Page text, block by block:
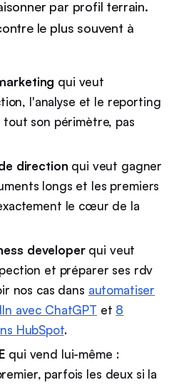
par profil terrain.
le plus souvent à
qui veut
l'analyse et le reporting
tout son périmètre, pas
direction qui veut gagner
longs et les premiers
le cœur de la
developerqui veut
et préparer ses rdv
nos cas dans automatiser
avec ChatGPT et 8
HubSpot.
qui vend lui-même :
parfois les deux si la